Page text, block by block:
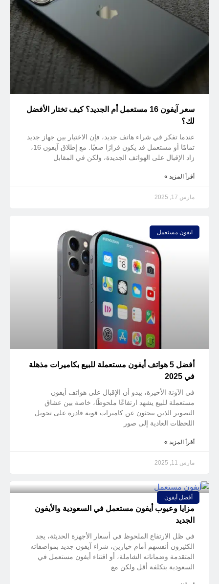
سعر آيفون 16 مستعمل أم الجديد؟ كيف تختار الأفضل
لك؟
عندما تفكر في شراء هاتف جديد، فإن الاختيار بين جهاز جديد
تمامًا أو مستعمل قد يكون قرارًا صعبًا. مع إطلاق آيفون 16،
زاد الإقبال على الهواتف الجديدة، ولكن في المقابل
أقرأ المزيد »
مارس 17, 2025
ايفون مستعمل
أفضل 5 هواتف أيفون مستعملة للبيع بكاميرات مذهلة
في 2025
في الآونة الأخيرة، يبدو أن الإقبال على هواتف أيفون
مستعملة للبيع يشهد ارتفاعًا ملحوظًا، خاصة بين عشاق
التصوير الذين يبحثون عن كاميرات قوية قادرة على تحويل
اللحظات العادية إلى صور
أقرأ المزيد »
مارس 11, 2025
أفضل أيفون
مزايا وعيوب أيفون مستعمل في السعودية والأيفون
الجديد
في ظل الارتفاع الملحوظ في أسعار الأجهزة الحديثة، يجد
الكثيرون أنفسهم أمام خيارين، شراء آيفون جديد بمواصفاته
المتقدمة وضماناته الشاملة، أو اقتناء أيفون مستعمل في
السعودية بتكلفة أقل ولكن مع